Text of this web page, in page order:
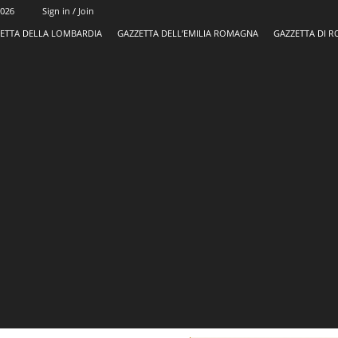
Sign in / Join
DELLA LOMBARDIA GAZZETTA DELL’EMILIA ROMAGNA GAZZETTA DI